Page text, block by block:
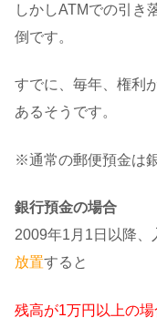
しかしATMでの引き
倒です。
すでに、毎年、権利
あるそうです。
※通常の郵便預金は
銀行預金の場合
2009年1月1日以降、
放置すると
残高が1万円以上の場